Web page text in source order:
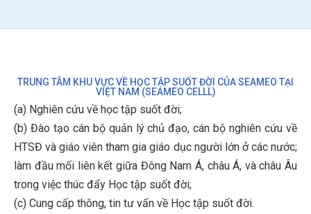
TRUNG TÂM KHU VỰC VỀ HỌC TẬP SUỐT ĐỜI CỦA SEAMEO TẠI
VIỆT NAM (SEAMEO CELLL)
(a) Nghiên cứu về học tập suốt đời;
(b) Đào tạo cán bộ quản lý chủ đạo, cán bộ nghiên cứu về
HTSĐ và giáo viên tham gia giáo dục người lớn ở các nước;
làm đầu mối liên kết giữa Đông Nam Á, châu Á, và châu Âu
trong việc thúc đẩy Học tập suốt đời;
(c) Cung cấp thông, tin tư vấn về Học tập suốt đời.